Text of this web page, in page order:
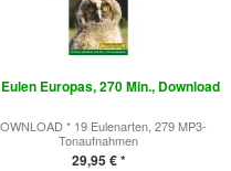
Europas, 270 Min., Download
* 19 Eulenarten, 279 MP3-
Tonaufnahmen
29,95 € *